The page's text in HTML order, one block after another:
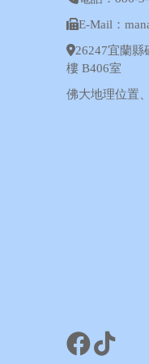
E-Mail：
26247宜蘭縣
樓 B406室
佛大地理位置